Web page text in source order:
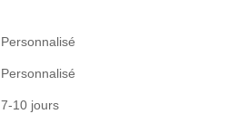
Personnalisé
Personnalisé
7-10 jours